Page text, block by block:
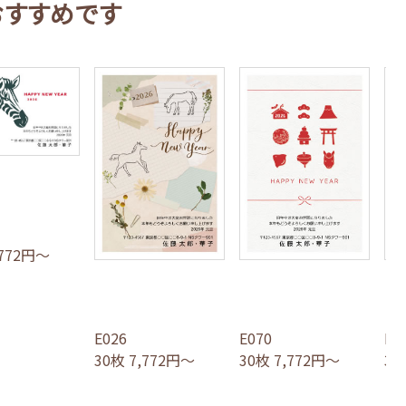
すめです
円～
E026
30枚 7,772円～
E070
30枚 7,772円～
30